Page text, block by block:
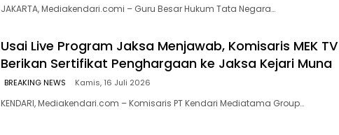
JAKARTA, Mediakendari.comi – Guru Besar Hukum Tata Negara…
Usai Live Program Jaksa Menjawab, Komisaris MEK TV
Berikan Sertifikat Penghargaan ke Jaksa Kejari Muna
BREAKING NEWS Kamis, 16 Juli 2026
‎KENDARI, Mediakendari.com – Komisaris PT Kendari Mediatama Group…